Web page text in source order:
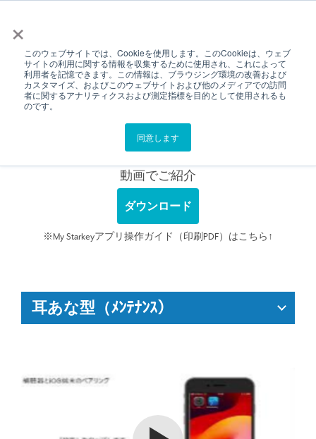
×
このウェブサイトでは、Cookieを使用します。このCookieは、ウェブ
サイトの利用に関する情報を収集するために使用され、これによって
利用者を記憶できます。この情報は、ブラウジング環境の改善および
カスタマイズ、およびこのウェブサイトおよび他のメディアでの訪問
者に関するアナリティクスおよび測定指標を目的として使用されるも
のです。
同意します
使い方動画
使い方動画
動画でご紹介
ダウンロード
※My Starkeyアプリ操作ガイド（印刷PDF）はこちら↑
耳あな型（ﾒﾝﾃﾅﾝｽ）
Watch the video